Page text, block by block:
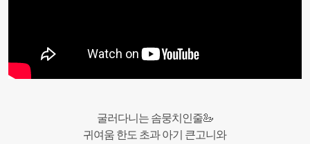
굴러다니는 솜뭉치인줄🦢
귀여움 한도 초과 아기 큰고니와